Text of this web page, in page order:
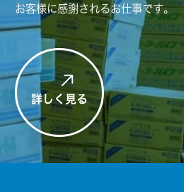
お客様に感謝されるお仕事です。
詳しく見る